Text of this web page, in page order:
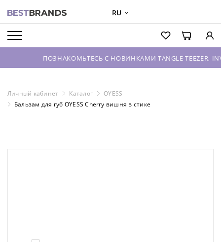
RU
ПОЗНАКОМЬТЕСЬ С НОВИНКАМИ TANGLE TEEZER,
Личный кабинет Каталог
OYESS
Бальзам для губ OYESS Cherry вишня в стике
О БРЕНДАХ
КАТАЛОГ
О КОМПАНИИ
ОПТОВЫЕ ПРОДАЖИ